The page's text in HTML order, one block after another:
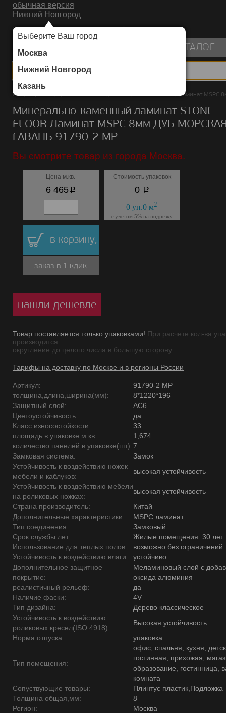
обычная версия
Нижний Новгород
Выберите Ваш город
Москва
Нижний Новгород
Казань
ИНТЕРНЕТ-МАГАЗИН НАПОЛЬНЫХ ПОКРЫТИЙ
КАТАЛОГ
Каталог/Минерально-каменный ламинат/STONE FLOOR/Ламинат MSPC
Минерально-каменный ламинат STONE
FLOOR Ламинат MSPC 8мм ДУБ
ГАВАНЬ 91790-2 MP
Вы смотрите товар из города Москва.
Цена м.кв.
6 465p
Стоимость упаковок
0 p
0 уп.0 м2
с учётом 5% на подрезку
в корзину,
заказ в 1 клик
нашли дешевле
Товар поставляется только упаковками! При расчете кол-ва
производится
округление до целого числа в большую сторону.
Тарифы на доставку по Москве и в регионы России
Артикул:
91790-2 MP
толщина,длина,ширина(мм):
8*1220*196
Защитный слой:
AC6
Цветоустойчивость:
да
Класс износостойкости:
33
площадь в упаковке м кв:
1,674
количество панелей в упаковке(шт):7
Замковая система:
Замок
Устойчивость к воздействию ножек
мебели и каблуков:
высокая устойчивость
Устойчивость к воздействию мебели
на роликовых ножках:
высокая устойчивость
Страна производитель:
Китай
Дополнительные характеристики:
MSPC ламинат
Тип соединения:
Замковый
Срок службы лет:
Жилые помещения: 30 лет
Использование для теплых полов:
возможно без ограничений
Устойчивость к воздействию влаги:
устойчиво
Дополнительное защитное
покрытие:
Меламиновый слой с
оксида алюминия
реалистичный рельеф:
да
Наличие фаски:
4V
Тип дизайна:
Дерево классическое
Устойчивость к воздействию
роликовых кресел(ISO 4918):
Высокая устойчивость
Норма отпуска:
упаковка
Тип помещения:
офис, спальня, кухня,
гостинная, прихожая,
образование, гостинница,
комната
Сопуствующие товары:
Плинтус пластик,Подложка
Толщина общая,мм:
8
Регион:
Москва